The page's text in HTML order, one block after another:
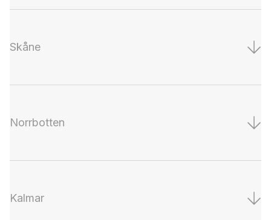
Skåne
Norrbotten
Kalmar